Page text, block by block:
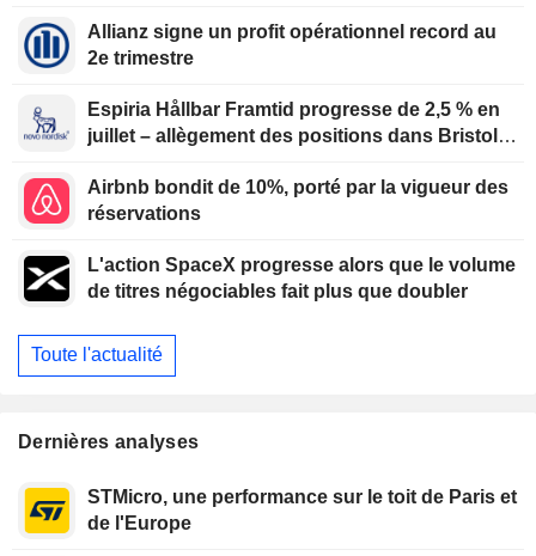
Allianz signe un profit opérationnel record au
2e trimestre
Espiria Hållbar Framtid progresse de 2,5 % en
juillet – allègement des positions dans Bristol
Airbnb bondit de 10%, porté par la vigueur des
réservations
L'action SpaceX progresse alors que le volume
de titres négociables fait plus que doubler
Toute l'actualité
Dernières analyses
STMicro, une performance sur le toit de Paris et
de l'Europe